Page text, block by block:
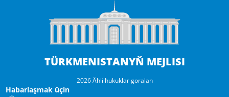
TÜRKMENISTANYŇ MEJLISI
2026 Ähli hukuklar goralan
Habarlaşmak üçin